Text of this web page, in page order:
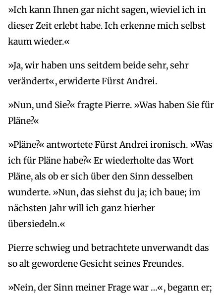
»Ich kann Ihnen gar nicht sagen, wieviel ich in
dieser Zeit erlebt habe. Ich erkenne mich selbst
kaum wieder.«
»Ja, wir haben uns seitdem beide sehr, sehr
verändert«, erwiderte Fürst Andrei.
»Nun, und Sie?« fragte Pierre. »Was haben Sie für
Pläne?«
»Pläne?« antwortete Fürst Andrei ironisch. »Was
ich für Pläne habe?« Er wiederholte das Wort
Pläne, als ob er sich über den Sinn desselben
wunderte. »Nun, das siehst du ja; ich baue; im
nächsten Jahr will ich ganz hierher
übersiedeln.«
Pierre schwieg und betrachtete unverwandt das
so alt gewordene Gesicht seines Freundes.
»Nein, der Sinn meiner Frage war …«, begann er;